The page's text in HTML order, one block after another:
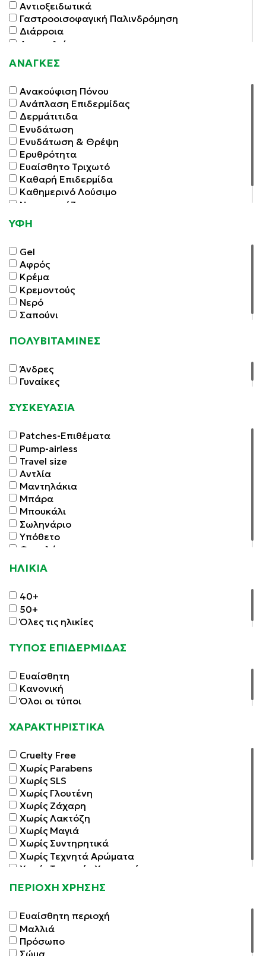
Αντιοξειδωτικά
Γαστροοισοφαγική Παλινδρόμηση
Διάρροια
Δυσκοιλιότητα
Εγκυμοσύνη - Θηλασμός
Ελκώδης Κολίτιδα
Εμμηνόπαυση
Επούλωση Πληγών
Εφίδρωση
Κολπίτιδα
Μαλλιά - Δέρμα - Νύχια
Μυοχαλαρωτικά - Κράμπες
Ξηρότητα Κόλπου
Ουρολοίμωξη - Κυστίτιδα
Πεπτικό - Γαστρεντερικό
Προεμμηνορρυσιακό Σύνδρομο
Σεξουαλικότητα Τόνωση
Σύνδρομο Ευερέθιστου Εντέρου
Ψωρίαση
ΑΝΑΓΚΕΣ
Ανακούφιση Πόνου
Ανάπλαση Επιδερμίδας
Δερμάτιτιδα
Ενυδάτωση
Ενυδάτωση & Θρέψη
Ερυθρότητα
Ευαίσθητο Τριχωτό
Καθαρή Επιδερμίδα
Καθημερινό Λούσιμο
Ντεμακιγιάζ
ΥΦΗ
Gel
Αφρός
Κρέμα
Κρεμοντούς
Νερό
Σαπούνι
ΠΟΛΥΒΙΤΑΜΙΝΕΣ
Άνδρες
Γυναίκες
ΣΥΣΚΕΥΑΣΙΑ
Patches-Επιθέματα
Pump-airless
Travel size
Αντλία
Μαντηλάκια
Μπάρα
Μπουκάλι
Σωληνάριο
Υπόθετο
Φακελάκια
ΗΛΙΚΙΑ
40+
50+
Όλες τις ηλικίες
ΤΥΠΟΣ ΕΠΙΔΕΡΜΙΔΑΣ
Ευαίσθητη
Κανονική
Όλοι οι τύποι
ΧΑΡΑΚΤΗΡΙΣΤΙΚΑ
Cruelty Free
Χωρίς Parabens
Χωρίς SLS
Χωρίς Γλουτένη
Χωρίς Ζάχαρη
Χωρίς Λακτόζη
Χωρίς Μαγιά
Χωρίς Συντηρητικά
Χωρίς Τεχνητά Αρώματα
Χωρίς Τεχνητές Χρωστικές
ΠΕΡΙΟΧΗ ΧΡΗΣΗΣ
Ευαίσθητη περιοχή
Μαλλιά
Πρόσωπο
Σώμα